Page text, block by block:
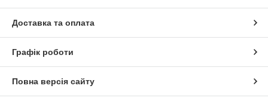
Доставка та оплата
Графік роботи
Повна версія сайту